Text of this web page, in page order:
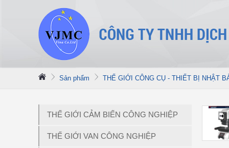
Sản phẩm THẾ GIỚI CÔNG CỤ - THIẾT BỊ NHẬT
THẾ GIỚI CẢM BIẾN CÔNG NGHIỆP
THẾ GIỚI VAN CÔNG NGHIỆP